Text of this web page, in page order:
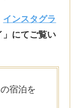
インスタグラ
」にてご覧い
宿泊を